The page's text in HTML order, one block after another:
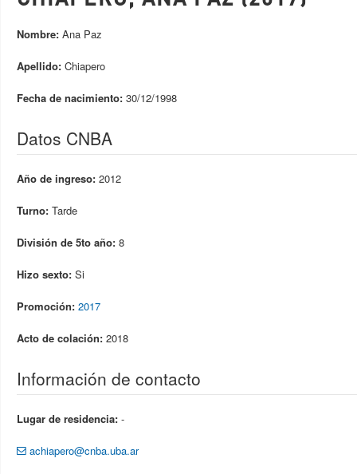
Nombre: Ana Paz
Apellido: Chiapero
Fecha de nacimiento: 30/12/1998
Datos CNBA
Año de ingreso: 2012
Turno: Tarde
División de 5to año: 8
Hizo sexto: Si
Promoción: 2017
Acto de colación: 2018
Información de contacto
Lugar de residencia: -
achiapero@cnba.uba.ar